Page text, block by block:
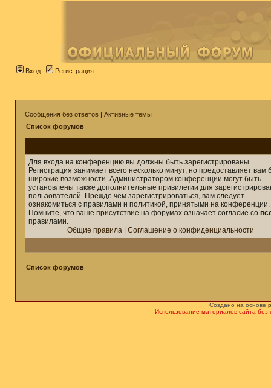
Вход Регистрация
Сообщения без ответов | Активные темы
Список форумов
Для входа на конференцию вы должны быть зарегистрированы.
Регистрация занимает всего несколько минут, но предоставляет вам
широкие возможности. Администратором конференции могут быть
установлены также дополнительные привилегии для
пользователей. Прежде чем зарегистрироваться, вам следует
ознакомиться с правилами и политикой, принятыми на конференции.
Помните, что ваше присутствие на форумах означает согласие со
правилами.
Общие правила
Соглашение о конфиденциальности
Список форумов
Создано на основе
Использование материалов сайта